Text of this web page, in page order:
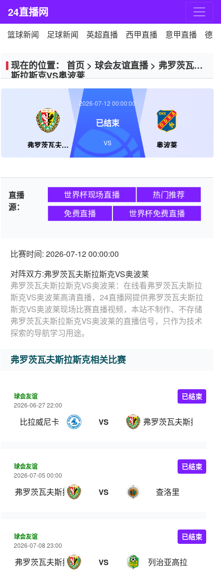
24直播网
篮球新闻 足球新闻 英超直播 西甲直播 意甲直播 德
现在的位置： 首页 > 球会友谊直播> 弗罗茨瓦夫
斯拉斯克VS奥波莱
弗罗茨瓦夫斯拉斯克 奥波莱
2026-07-12 00:00:00
已结束
VS
直播
源：
世界杯现场直播 热门推荐
免费直播 世界杯免费直播
比赛时间: 2026-07-12 00:00:00
对阵双方:弗罗茨瓦夫斯拉斯克VS奥波莱
弗罗茨瓦夫斯拉斯克VS奥波莱：在线看弗罗茨瓦夫斯拉
斯克VS奥波莱高清直播，24直播网提供弗罗茨瓦夫斯拉
斯克VS奥波莱现场比赛直播视频，本站不制作、不存储
弗罗茨瓦夫斯拉斯克VS奥波莱的直播信号，只作为技术
探索的导航学习用途。
弗罗茨瓦夫斯拉斯克相关比赛
球会友谊
2026-06-27 22:00
比拉威尼卡 VS 弗罗茨瓦夫斯拉斯克
已结束
球会友谊
2026-07-05 00:00
弗罗茨瓦夫斯拉斯克 VS 查洛里
已结束
球会友谊
2026-07-08 23:00
弗罗茨瓦夫斯拉斯克 VS 列治亚高拉
已结束